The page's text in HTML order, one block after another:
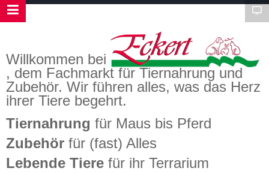
Willkommen bei
, dem Fachmarkt für Tiernahrung und
Zubehör. Wir führen alles, was das Herz
ihrer Tiere begehrt.
Tiernahrung für Maus bis Pferd
Zubehör für (fast) Alles
Lebende Tiere für ihr Terrarium